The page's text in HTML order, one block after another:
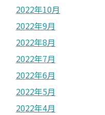
2022年10月
2022年9月
2022年8月
2022年7月
2022年6月
2022年5月
2022年4月